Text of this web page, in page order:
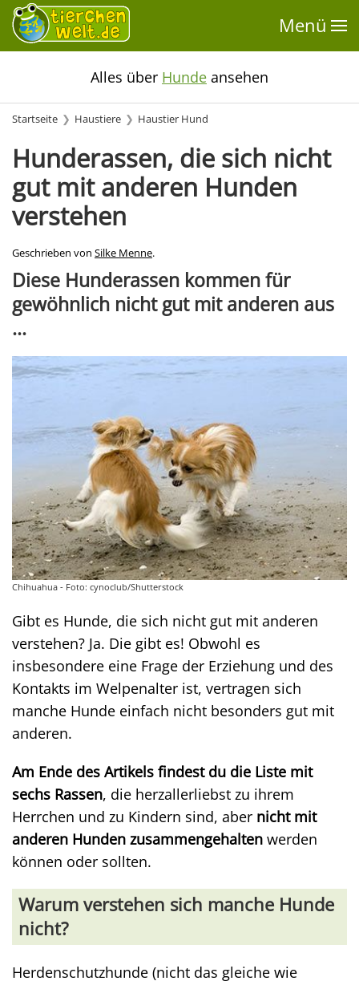
Menü
Alles über Hunde ansehen
Startseite Haustiere Haustier Hund
Hunderassen, die sich nicht
gut mit anderen Hunden
verstehen
Geschrieben von Silke Menne.
Diese Hunderassen kommen für
gewöhnlich nicht gut mit anderen aus
...
Chihuahua - Foto: cynoclub/Shutterstock
Gibt es Hunde, die sich nicht gut mit anderen
verstehen? Ja. Die gibt es! Obwohl es
insbesondere eine Frage der Erziehung und des
Kontakts im Welpenalter ist, vertragen sich
manche Hunde einfach nicht besonders gut mit
anderen.
Am Ende des Artikels findest du die Liste mit
sechs Rassen, die herzallerliebst zu ihrem
Herrchen und zu Kindern sind, aber nicht mit
anderen Hunden zusammengehalten werden
können oder sollten.
Warum verstehen sich manche Hunde
nicht?
Herdenschutzhunde (nicht das gleiche wie